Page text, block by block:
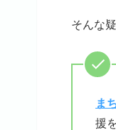
そんな
ま
援